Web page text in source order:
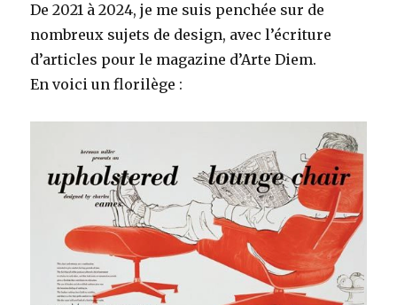
De 2021 à 2024, je me suis penchée sur de
nombreux sujets de design, avec l’écriture
d’articles pour le magazine d’Arte Diem.
En voici un florilège :